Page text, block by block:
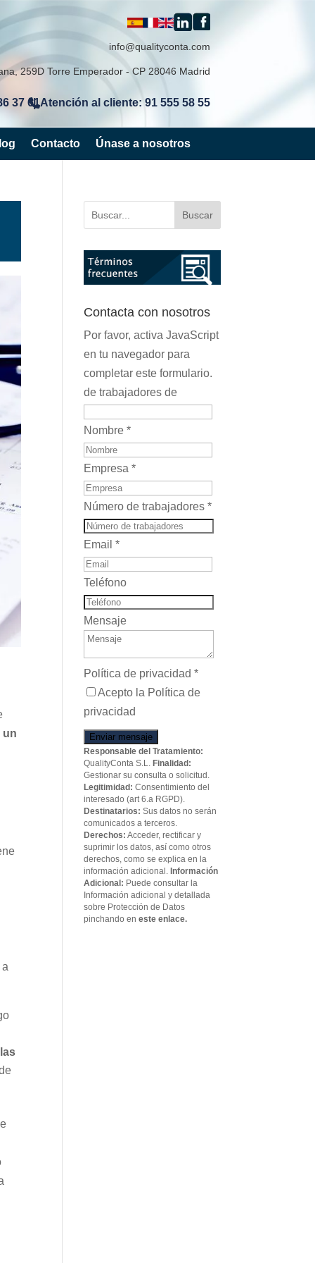
info@qualityconta.com
259D Torre Emperador - CP 28046 Madrid
37 61
| Atención al cliente: 91 555 58 55
Contacto Únase a nosotros
un
a
Buscar
Contacta con nosotros
Por favor, activa JavaScript
en tu navegador para
completar este formulario.
de trabajadores de
Nombre*
Empresa*
Número de trabajadores*
Email*
Teléfono
Mensaje
Política de privacidad*
Acepto la Política de
privacidad
Enviar mensaje
Responsable del Tratamiento:
QualityConta S.L. Finalidad:
Gestionar su consulta o solicitud.
Legitimidad: Consentimiento del
interesado (art 6.a RGPD).
Destinatarios: Sus datos no serán
comunicados a terceros.
Derechos: Acceder, rectificar y
suprimir los datos, así como otros
derechos, como se explica en la
información adicional. Información
Adicional: Puede consultar la
Información adicional y detallada
sobre Protección de Datos
pinchando eneste enlace.